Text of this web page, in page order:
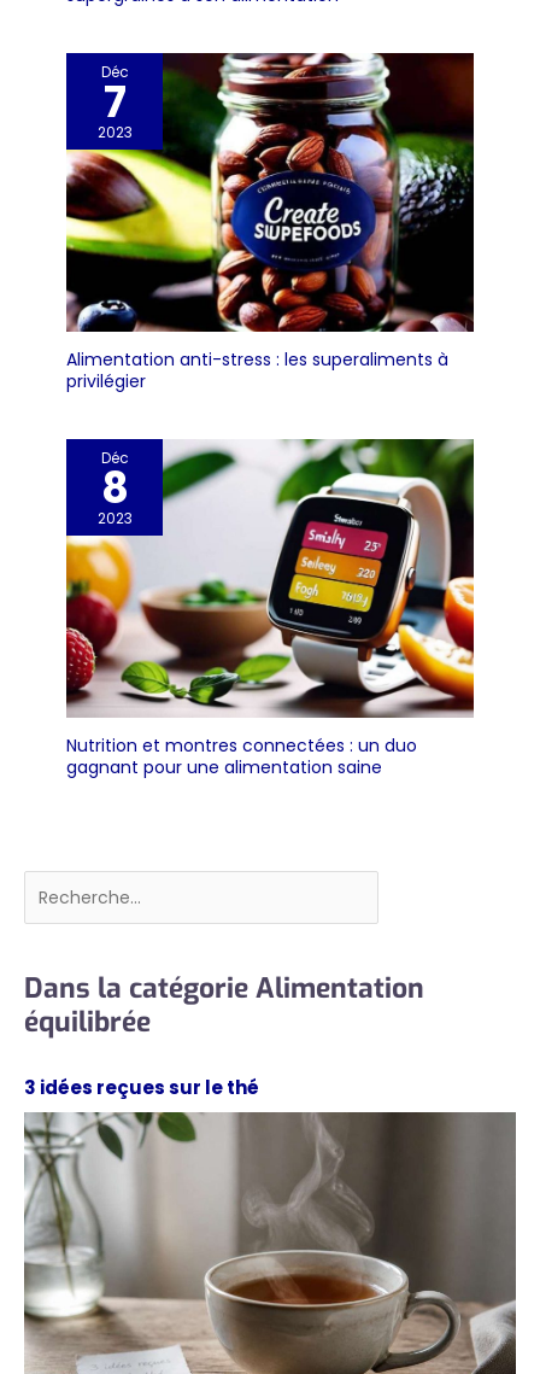
Déc
7
2023
Alimentation anti-stress : les superaliments à
privilégier
Déc
8
2023
Nutrition et montres connectées : un duo
gagnant pour une alimentation saine
Rechercher
Dans la catégorie Alimentation
équilibrée
3 idées reçues sur le thé